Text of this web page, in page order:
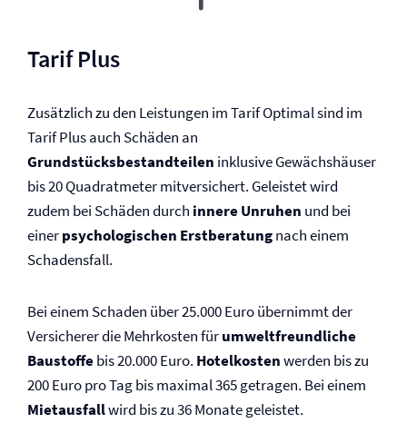
Tarif Plus
Zusätzlich zu den Leistungen im Tarif Optimal sind im
Tarif Plus auch Schäden an
Grundstücksbestandteilen inklusive Gewächshäuser
bis 20 Quadratmeter mitversichert. Geleistet wird
zudem bei Schäden durch innere Unruhen und bei
einerpsychologischen Erstberatungnach einem
Schadensfall.
Bei einem Schaden über 25.000 Euro übernimmt der
Versicherer die Mehrkosten fürumweltfreundliche
Baustoffebis 20.000 Euro. Hotelkostenwerden bis zu
200 Euro pro Tag bis maximal 365 getragen. Bei einem
Mietausfallwird bis zu 36 Monate geleistet.